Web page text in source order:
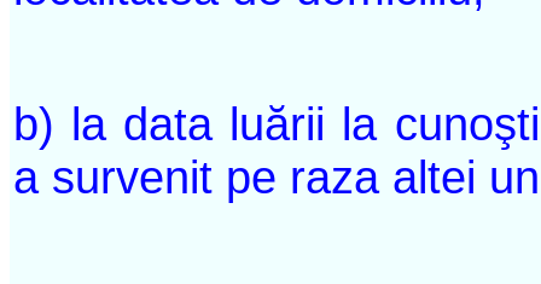
b) la data luării la
a survenit pe raza altei